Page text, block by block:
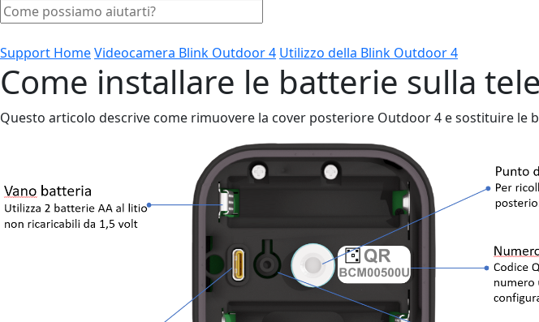
Support HomeVideocamera Blink Outdoor 4 Utilizzo della Blink Outdoor 4
Come installare le batterie sulla
Questo articolo descrive come rimuovere la cover posteriore Outdoor 4 e sostituire le